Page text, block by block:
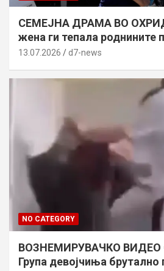
СЕМЕЈНА ДРАМА ВО
жена ги тепала роднините
13.07.2026 d7-news
NO CATEGORY
ВОЗНЕМИРУВАЧКО
Група девојчиња брутално